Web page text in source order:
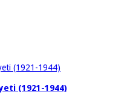
(1921-1944)